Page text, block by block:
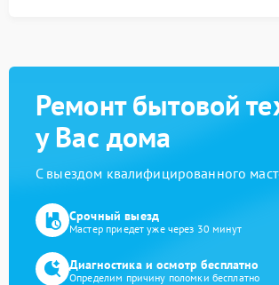
Ремонт бытовой
у Вас дома
С выездом квалифицированного
Срочный выезд
Мастер приедет уже через 30 минут
Диагностика и осмотр бесплатно
Определим причину поломки бесплатно